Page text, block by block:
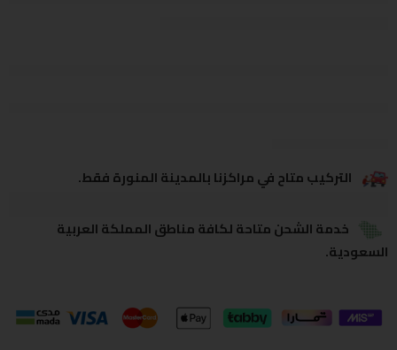
التركيب متاح في مراكزنا بالمدينة المنورة فقط.
خدمة الشحن متاحة لكافة مناطق المملكة العربية
السعودية.